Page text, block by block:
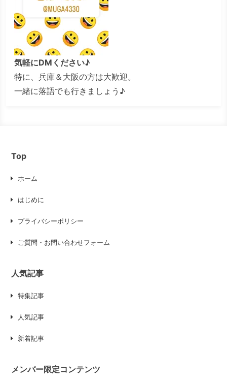
気軽にDMください♪
特に、兵庫＆大阪の方は大歓迎。
一緒に落語でも行きましょう♪
Top
ホーム
はじめに
プライバシーポリシー
ご質問・お問い合わせフォーム
人気記事
特集記事
人気記事
新着記事
メンバー限定コンテンツ